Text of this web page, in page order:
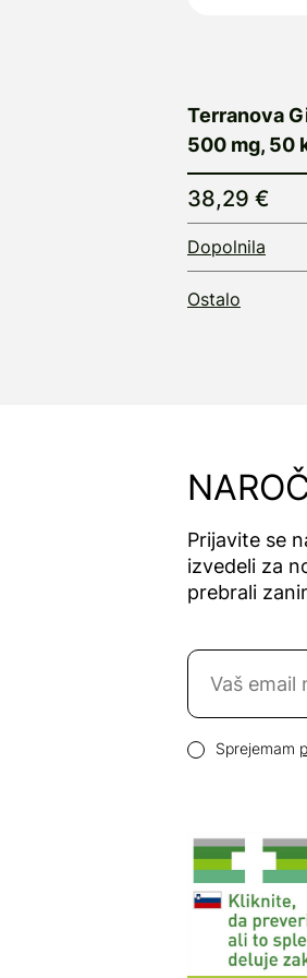
Terranova
500 mg, 50
38,29 €
Dopolnila
Ostalo
Prijavite se
izvedeli za
prebrali
Naročite se
PogojiSprejemam